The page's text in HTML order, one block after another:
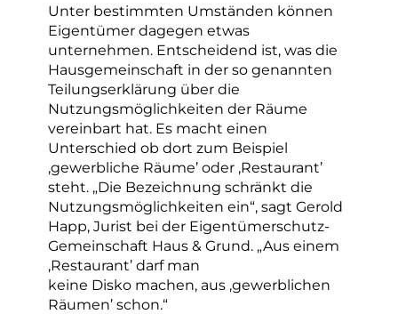
Unter bestimmten Umständen können
Eigentümer dagegen etwas
unternehmen. Entscheidend ist, was die
Hausgemeinschaft in der so genannten
Teilungserklärung über die
Nutzungsmöglichkeiten der Räume
vereinbart hat. Es macht einen
Unterschied ob dort zum Beispiel
,gewerbliche Räume’ oder ,Restaurant’
steht. „Die Bezeichnung schränkt die
Nutzungsmöglichkeiten ein“, sagt Gerold
Happ, Jurist bei der Eigentümerschutz-
Gemeinschaft Haus & Grund. „Aus einem
,Restaurant’ darf man
keine Disko machen, aus ,gewerblichen
Räumen’ schon.“